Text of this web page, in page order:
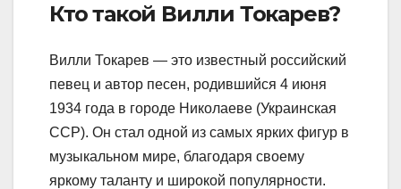
Кто такой Вилли Токарев?
Вилли Токарев — это известный российский
певец и автор песен, родившийся 4 июня
1934 года в городе Николаеве (Украинская
ССР). Он стал одной из самых ярких фигур в
музыкальном мире, благодаря своему
яркому таланту и широкой популярности.